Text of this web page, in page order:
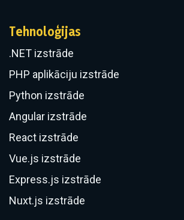
Tehnoloģijas
.NET izstrāde
PHP aplikāciju izstrāde
Python izstrāde
Angular izstrāde
React izstrāde
Vue.js izstrāde
Express.js izstrāde
Nuxt.js izstrāde